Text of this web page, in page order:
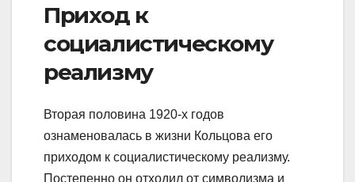
Приход к
социалистическому
реализму
Вторая половина 1920-х годов
ознаменовалась в жизни Кольцова его
приходом к социалистическому реализму.
Постепенно он отходил от символизма и